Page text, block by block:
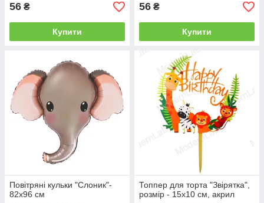
56 ₴
Купити
56 ₴
Купити
Повітряні кульки "Слоник"-
82х96 см
Топпер для торта "Звірятка",
розмір - 15х10 см, акрил